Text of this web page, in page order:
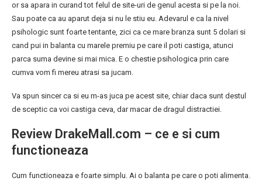
or sa apara in curand tot felul de site-uri de genul acesta si pe la noi.
Sau poate ca au aparut deja si nu le stiu eu. Adevarul e ca la nivel
psihologic sunt foarte tentante, zici ca ce mare branza sunt 5 dolari si
cand pui in balanta cu marele premiu pe care il poti castiga, atunci
parca suma devine si mai mica. E o chestie psihologica prin care
cumva vom fi mereu atrasi sa jucam.
Va spun sincer ca si eu m-as juca pe acest site, chiar daca sunt destul
de sceptic ca voi castiga ceva, dar macar de dragul distractiei.
Review DrakeMall.com – ce e si cum
functioneaza
Cum functioneaza e foarte simplu. Ai o balanta pe care o poti alimenta.